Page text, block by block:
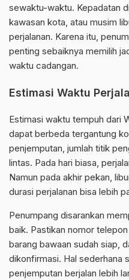
sewaktu-waktu. Kepadatan
kawasan kota, atau musim
perjalanan. Karena itu,
penting sebaiknya memilih
waktu cadangan.
Estimasi Waktu
Estimasi waktu tempuh dari
dapat berbeda tergantung
penjemputan, jumlah titik
lintas. Pada hari biasa,
Namun pada akhir pekan,
durasi perjalanan bisa lebih
Penumpang disarankan
baik. Pastikan nomor
barang bawaan sudah siap,
dikonfirmasi. Hal sederhana
penjemputan berjalan lebih